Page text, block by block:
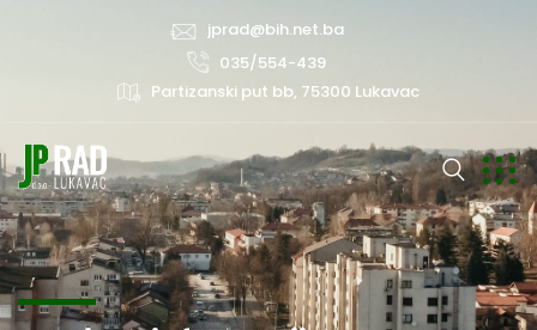
jprad@bih.net.ba
035/554-439
Partizanski put bb, 75300 Lukavac